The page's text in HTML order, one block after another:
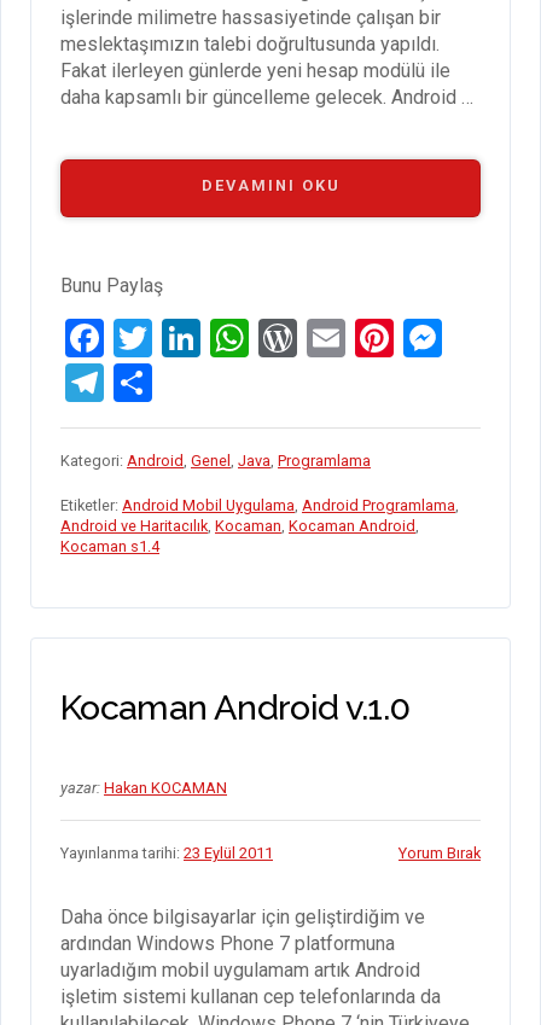
işlerinde milimetre hassasiyetinde çalışan bir
meslektaşımızın talebi doğrultusunda yapıldı.
Fakat ilerleyen günlerde yeni hesap modülü ile
daha kapsamlı bir güncelleme gelecek. Android …
DEVAMINI OKU
Bunu Paylaş
F
a
ce
b
o
o
k
T
tt
er
Li
ke
dI
n
W
at
s
A
p
W
d
Pr
es
s
E
ail
Pi
er
t
se
g
T
el
e
gr
a
h
ar
e
Kategori: Android, Genel , Java, Programlama
Etiketler: Android Mobil Uygulama, Android Programlama,
Android ve Haritacılık, Kocaman, Kocaman Android,
Kocaman s1.4
Kocaman Android v.1.0
yazar: Hakan KOCAMAN
Yayınlanma tarihi: 23 Eylül 2011 Yorum Bırak
Daha önce bilgisayarlar için geliştirdiğim ve
ardından Windows Phone 7 platformuna
uyarladığım mobil uygulamam artık Android
işletim sistemi kullanan cep telefonlarında da